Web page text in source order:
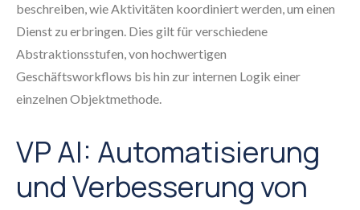
beschreiben, wie Aktivitäten koordiniert werden, um einen
Dienst zu erbringen. Dies gilt für verschiedene
Abstraktionsstufen, von hochwertigen
Geschäftsworkflows bis hin zur internen Logik einer
einzelnen Objektmethode.
VP AI: Automatisierung
und Verbesserung von